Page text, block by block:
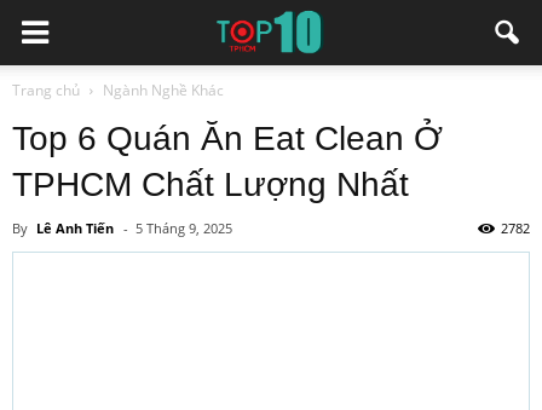
Trang chủ Ngành Nghề Khác
Top 6 Quán Ăn Eat Clean Ở
TPHCM Chất Lượng Nhất
By Lê Anh Tiến - 5 Tháng 9, 2025 2782